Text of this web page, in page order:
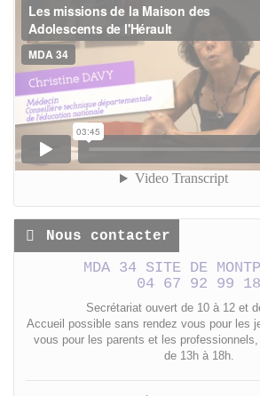
Nous contacter
MDA 34 SITE DE
04 67 92 99 18
Secrétariat ouvert de 10 à 12 et
Accueil possible sans rendez vous pour les
vous pour les parents et les
de 13h à 18h.